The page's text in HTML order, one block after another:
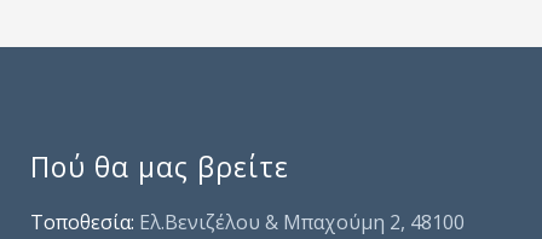
Πού θα μας βρείτε
Τοποθεσία: Ελ.Βενιζέλου & Μπαχούμη 2, 48100